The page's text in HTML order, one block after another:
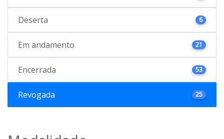
Deserta 6
Em andamento 21
Encerrada 53
Revogada 25